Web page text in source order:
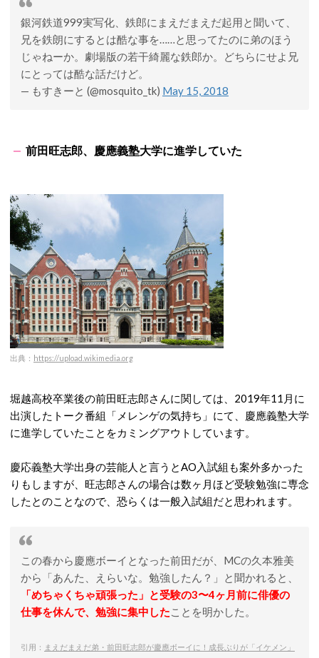
銀河鉄道999実写化、鉄郎にまえだまえだ起用と聞いて、
兄を鉄朗にするとは酷な事を……と思ってたのに弟のほう
じゃねーか。劇場版の若干綺麗な鉄郎か。どちらにせよ兄
にとっては酷な話だけど。
— もすきーと (@mosquito_tk) May 15, 2018
前田旺志郎、慶應義塾大学に進学していた
出典： https://upload.wikimedia.org
堀越高校卒業後の前田旺志郎さんに関しては、2019年11月に
出演したトーク番組「メレンゲの気持ち」にて、慶應義塾大学
に進学していたことをカミングアウトしています。
慶応義塾大学出身の芸能人と言うとAO入試組も案外多かった
りもしますが、旺志郎さんの場合は数ヶ月ほど受験勉強に専念
したとのことなので、恐らくは一般入試組だと思われます。
この春から慶應ボーイとなった前田だが、MCの久本雅美
から「あんた、えらいな。勉強したん？」と聞かれると、
「めちゃくちゃ頑張った」と受験の3〜4ヶ月前に俳優の
仕事を休んで、勉強に集中した ことを明かした。
引用： まえだまえだ弟・前田旺志郎が慶應ボーイに！成長ぶりが「イケメン」